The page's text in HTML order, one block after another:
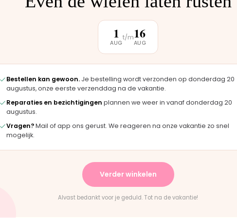
4.9/5 klantbeoordeling
zag er
origineel
terwijl je wacht."
Bas · Joolz duwstang
levering en het paste perfect.
"Persoonlijk contact,
Rick · Bugaboo onderdeel
1
AUG
t/m16
AUG
Bestellen kan gewoon. Je bestelling wordt verzonden op donderdag 20
augustus, onze eerste verzenddag na de vakantie.
Reparaties en bezichtigingen plannen we weer in vanaf donderdag 20
augustus.
Vragen?Mail of app ons gerust. We reageren na onze vakantie zo snel
mogelijk.
Verder winkelen
Alvast bedankt voor je geduld. Tot na de vakantie!